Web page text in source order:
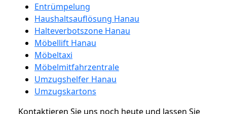
Entrümpelung
Haushaltsauflösung Hanau
Halteverbotszone Hanau
Möbellift Hanau
Möbeltaxi
Möbelmitfahrzentrale
Umzugshelfer Hanau
Umzugskartons
Kontaktieren Sie uns noch heute und lassen Sie